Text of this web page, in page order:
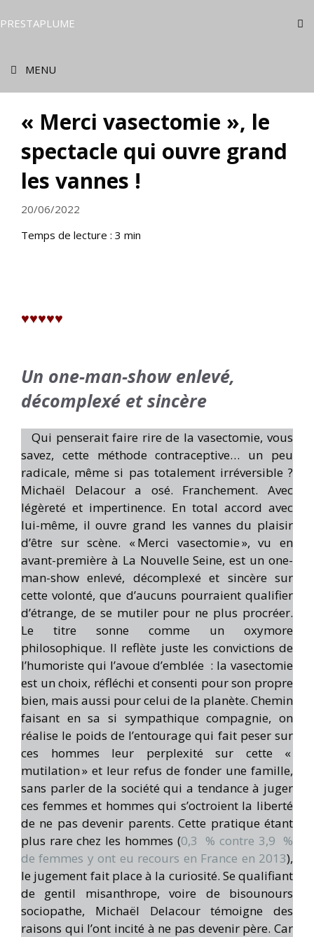
au
PRESTAPLUME
MENU
« Merci vasectomie », le
spectacle qui ouvre grand
les vannes !
20/06/2022
Temps de lecture : 3 min
♥♥♥♥♥
Un one-man-show enlevé,
décomplexé et sincère
Qui penserait faire rire de la vasectomie, vous
savez, cette méthode contraceptive… un peu
radicale, même si pas totalement irréversible ?
Michaël Delacour a osé. Franchement. Avec
légèreté et impertinence. En total accord avec
lui-même, il ouvre grand les vannes du plaisir
d’être sur scène. « Merci vasectomie », vu en
avant-première à La Nouvelle Seine, est un one-
man-show enlevé, décomplexé et sincère sur
cette volonté, que d’aucuns pourraient qualifier
d’étrange, de se mutiler pour ne plus procréer.
Le titre sonne comme un oxymore
philosophique. Il reflète juste les convictions de
l’humoriste qui l’avoue d’emblée : la vasectomie
est un choix, réfléchi et consenti pour son propre
bien, mais aussi pour celui de la planète. Chemin
faisant en sa si sympathique compagnie, on
réalise le poids de l’entourage qui fait peser sur
ces hommes leur perplexité sur cette «
mutilation » et leur refus de fonder une famille,
sans parler de la société qui a tendance à juger
ces femmes et hommes qui s’octroient la liberté
de ne pas devenir parents. Cette pratique étant
plus rare chez les hommes (0,3 % contre 3,9 %
de femmes y ont eu recours en France en 2013),
le jugement fait place à la curiosité. Se qualifiant
de gentil misanthrope, voire de bisounours
sociopathe, Michaël Delacour témoigne des
raisons qui l’ont incité à ne pas devenir père. Car